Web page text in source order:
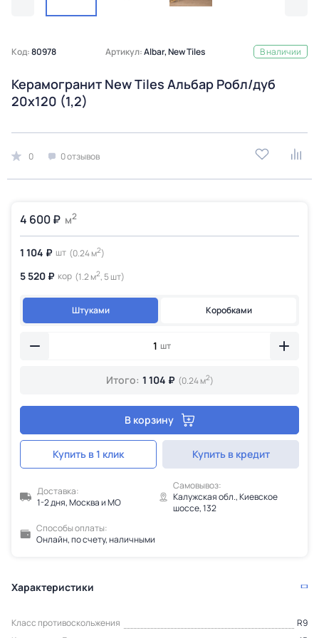
Код:80978 Артикул:Albar, New Tiles В наличии
Керамогранит New Tiles Альбар Робл/дуб
20x120 (1,2)
0 0 отзывов
4 600 ₽ м2
1 104 ₽ шт (0.24 м2)
5 520 ₽ кор (1.2 м2, 5 шт)
Штуками Коробками
шт
Итого: 1 104 ₽ (0.24 м2)
В корзину
Купить в 1 клик Купить в кредит
Доставка:
1-2 дня, Москва и МО
Самовывоз:
Калужская обл., Киевское
шоссе, 132
Способы оплаты:
Онлайн, по счету, наличными
Характеристики
Класс противоскольжения
R9